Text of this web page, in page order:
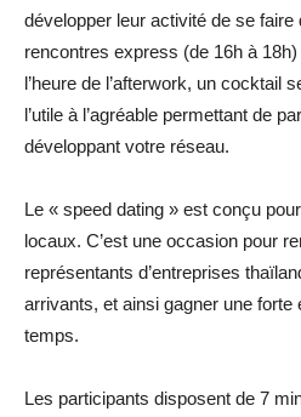
développer leur activité de se
rencontres express (de 16h à
l’heure de l’afterwork, un cocktail
l’utile à l’agréable permettant de
développant votre réseau.
Le « speed dating » est conçu
locaux. C’est une occasion pour
représentants d’entreprises
arrivants, et ainsi gagner une forte
temps.
Les participants disposent de 7